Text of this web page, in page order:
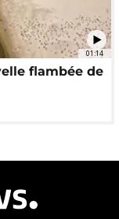
01:14
flambée de